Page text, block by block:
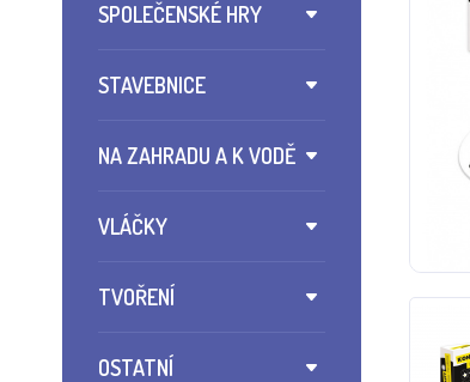
SPOLEČENSKÉ HRY
STAVEBNICE
NA ZAHRADU A K VODĚ
VLÁČKY
TVOŘENÍ
OSTATNÍ